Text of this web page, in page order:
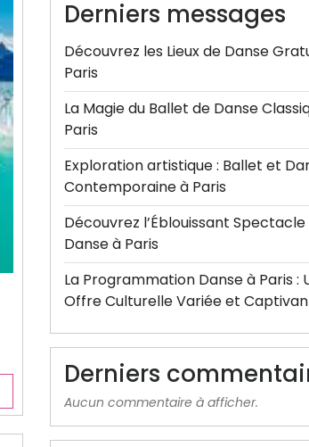
Derniers messages
Découvrez les Lieux de Danse
Paris
La Magie du Ballet de Danse
Paris
Exploration artistique : Ballet et
Contemporaine à Paris
Découvrez l’Éblouissant
Danse à Paris
La Programmation Danse à Paris :
Offre Culturelle Variée et
Derniers
Aucun commentaire à afficher.